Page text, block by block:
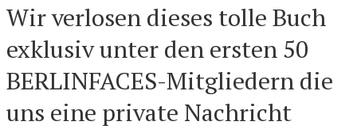
Wir verlosen dieses tolle Buch
exklusiv unter den ersten 50
BERLINFACES-Mitgliedern die
uns eine private Nachricht